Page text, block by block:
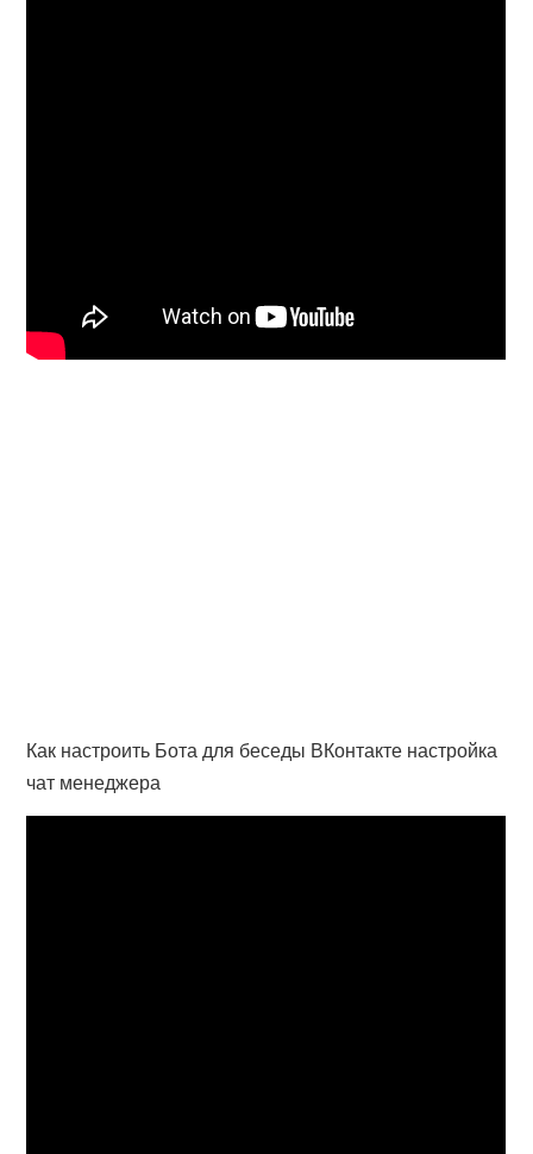
Как настроить Бота для беседы ВКонтакте настройка
чат менеджера